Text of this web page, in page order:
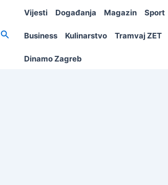
Search
Vijesti Događanja Magazin Sport
Business Kulinarstvo Tramvaj ZET
Dinamo Zagreb